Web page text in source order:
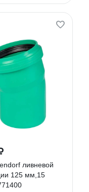
ливневой
125 мм,15